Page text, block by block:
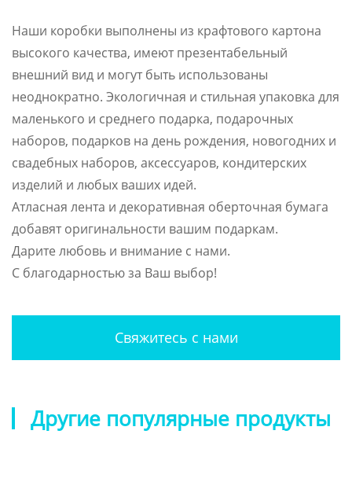
Наши коробки выполнены из крафтового картона
высокого качества, имеют презентабельный
внешний вид и могут быть использованы
неоднократно. Экологичная и стильная упаковка для
маленького и среднего подарка, подарочных
наборов, подарков на день рождения, новогодних и
свадебных наборов, аксессуаров, кондитерских
изделий и любых ваших идей.
Атласная лента и декоративная оберточная бумага
добавят оригинальности вашим подаркам.
Дарите любовь и внимание с нами.
С благодарностью за Ваш выбор!
Свяжитесь с нами
Другие популярные продукты